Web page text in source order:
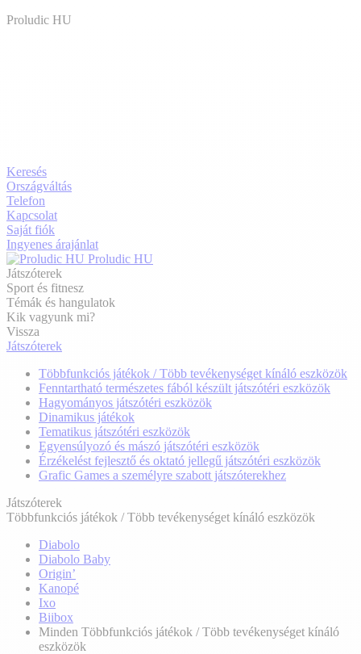
Proludic HU
Keresés
Országváltás
Telefon
Kapcsolat
Saját fiók
Ingyenes árajánlat
Proludic HU
Játszóterek
Sport és fitnesz
Témák és hangulatok
Kik vagyunk mi?
Vissza
Játszóterek
Többfunkciós játékok / Több tevékenységet kínáló eszközök
Fenntartható természetes fából készült játszótéri eszközök
Hagyományos játszótéri eszközök
Dinamikus játékok
Tematikus játszótéri eszközök
Egyensúlyozó és mászó játszótéri eszközök
Érzékelést fejlesztő és oktató jellegű játszótéri eszközök
Grafic Games a személyre szabott játszóterekhez
Játszóterek
Többfunkciós játékok / Több tevékenységet kínáló eszközök
Diabolo
Diabolo Baby
Origin’
Kanopé
Ixo
Biibox
Minden Többfunkciós játékok / Több tevékenységet kínáló
eszközök